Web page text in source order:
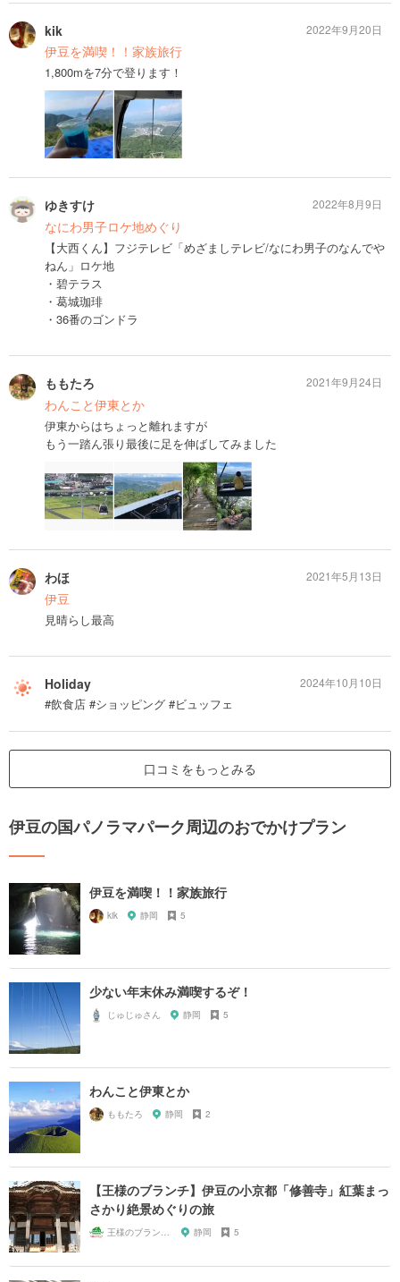
kik
伊豆を満喫！！家族旅行
1,800mを7分で登ります！
2022年9月20日
ゆきすけ
なにわ男子ロケ地めぐり
【大西くん】フジテレビ「めざましテレビ/なにわ男子のなんでや
ねん」ロケ地
・碧テラス
・葛城珈琲
・36番のゴンドラ
2022年8月9日
ももたろ
わんこと伊東とか
伊東からはちょっと離れますが
もう一踏ん張り最後に足を伸ばしてみました
2021年9月24日
わほ
伊豆
見晴らし最高
2021年5月13日
Holiday
#飲食店 #ショッピング #ビュッフェ
2024年10月10日
口コミをもっとみる
伊豆の国パノラマパーク周辺のおでかけプラン
伊豆を満喫！！家族旅行
kik 静岡 5
少ない年末休み満喫するぞ！
じゅじゅさん 静岡 5
わんこと伊東とか
ももたろ 静岡 2
【王様のブランチ】伊豆の小京都「修善寺」紅葉まっ
さかり絶景めぐりの旅
王様のブランチファン 静岡 5